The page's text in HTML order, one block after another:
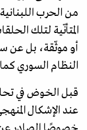
من الحرب
المتأنّية لتلك
أو موثّقة، بل عن
النظام السوري
قبل الخوض في
عند الإشكال